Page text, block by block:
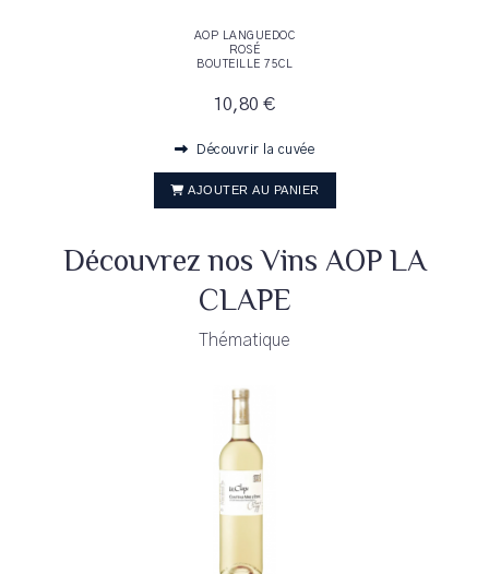
AOP LANGUEDOC
ROSÉ
BOUTEILLE 75CL
10,80 €
Découvrir la cuvée
AJOUTER AU PANIER
Découvrez nos Vins AOP LA
CLAPE
Thématique